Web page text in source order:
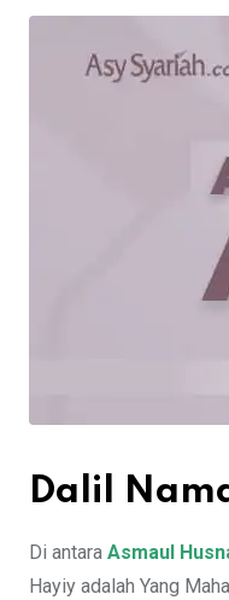
Dalil
Di antara Asmaul
Hayiy adalah Yang